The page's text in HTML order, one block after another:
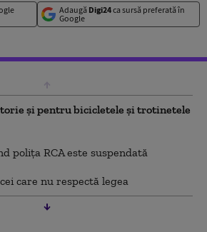
Adaugă Digi24ca sursă preferată în
Google
și pentru bicicletele și trotinetele
polița RCA este suspendată
care nu respectă legea